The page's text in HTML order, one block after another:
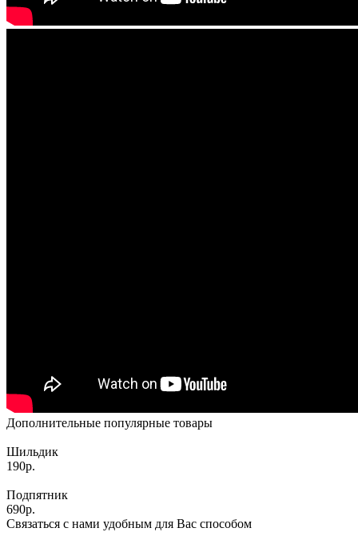
Дополнительные популярные товары
Шильдик
190р.
Подпятник
690р.
Связаться с нами удобным для Вас способом